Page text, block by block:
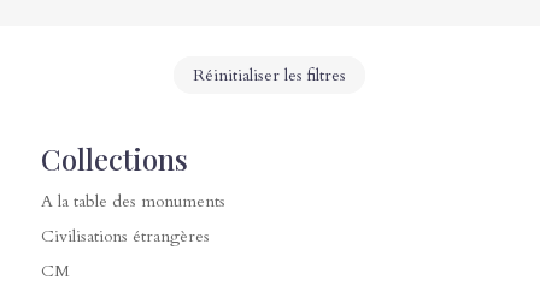
Réinitialiser les filtres
Collections
A la table des monuments
Civilisations étrangères
CM